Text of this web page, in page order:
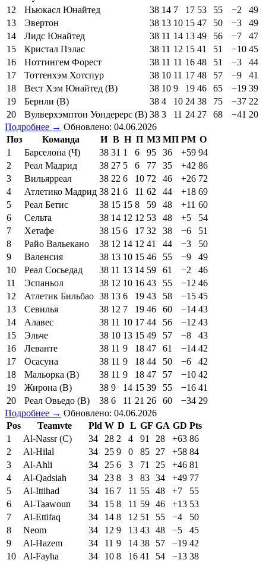
12
Ньюкасл Юнайтед 38 14 7 17 53 55 −2
49
13
Эвертон 38 13 10 15 47 50 −3
49
14
Лидс Юнайтед 38 11 14 13 49 56 −7
47
15
Кристал Пэлас 38 11 12 15 41 51 −10 45
16
Ноттингем Форест 38 11 11 16 48 51 −3
44
17
Тоттенхэм Хотспур 38 10 11 17 48 57 −9
41
18
Вест Хэм Юнайтед (В) 38 10 9 19 46 65 −19 39
19
Бернли (В) 38 4 10 24 38 75 −37 22
20
Вулверхэмптон Уондерерс (В) 38 3 11 24 27 68 −41 20
Подробнее → Обновлено: 04.06.2026
Поз
Команда И В Н П МЗ МП РМ О
1
Барселона (Ч) 38 31 1 6 95 36 +59 94
2
Реал Мадрид 38 27 5 6 77 35 +42 86
3
Вильярреал 38 22 6 10 72 46 +26 72
4
Атлетико Мадрид 38 21 6 11 62 44 +18 69
5
Реал Бетис 38 15 15 8 59 48 +11 60
6
Сельта 38 14 12 12 53 48 +5
54
7
Хетафе 38 15 6 17 32 38 −6
51
8
Райо Вальекано 38 12 14 12 41 44 −3
50
9
Валенсия 38 13 10 15 46 55 −9
49
10
Реал Сосьедад 38 11 13 14 59 61 −2
46
11
Эспаньол 38 12 10 16 43 55 −12 46
12
Атлетик Бильбао 38 13 6 19 43 58 −15 45
13
Севилья 38 12 7 19 46 60 −14 43
14
Алавес 38 11 10 17 44 56 −12 43
15
Эльче 38 10 13 15 49 57 −8
43
16
Леванте 38 11 9 18 47 61 −14 42
17
Осасуна 38 11 9 18 44 50 −6
42
18
Мальорка (В) 38 11 9 18 47 57 −10 42
19
Жирона (В) 38 9 14 15 39 55 −16 41
20
Реал Овьедо (В) 38 6 11 21 26 60 −34 29
Подробнее → Обновлено: 04.06.2026
Pos
Teamvte Pld W D L GF GA GD Pts
1
Al-Nassr (C) 34 28 2 4 91 28 +63 86
2
Al-Hilal 34 25 9 0 85 27 +58 84
3
Al-Ahli 34 25 6 3 71 25 +46 81
4
Al-Qadsiah 34 23 8 3 83 34 +49 77
5
Al-Ittihad 34 16 7 11 55 48 +7
55
6
Al-Taawoun 34 15 8 11 59 46 +13 53
7
Al-Ettifaq 34 14 8 12 51 55 −4
50
8
Neom 34 12 9 13 43 48 −5
45
9
Al-Hazem 34 11 9 14 38 57 −19 42
10
Al-Fayha 34 10 8 16 41 54 −13 38